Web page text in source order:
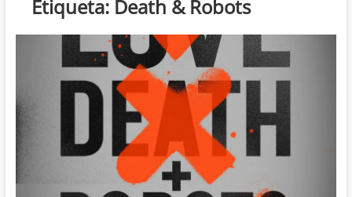
Etiqueta: Death & Robots